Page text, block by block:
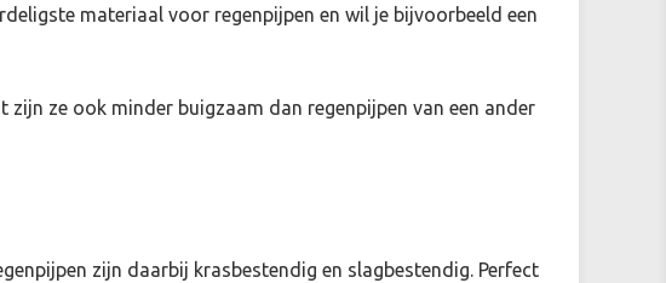
materiaal voor regenpijpen en wil je bijvoorbeeld een
ze ook minder buigzaam dan regenpijpen van een ander
zijn daarbij krasbestendig en slagbestendig. Perfect